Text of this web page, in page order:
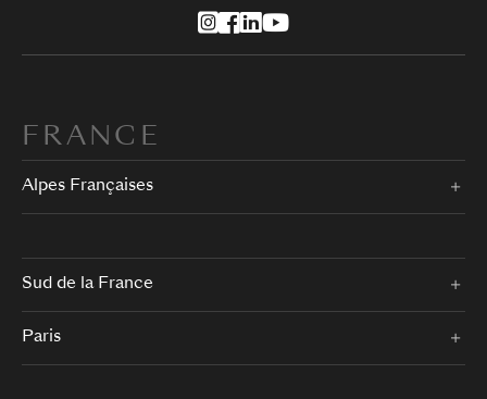
FRANCE
Alpes Françaises
Sud de la France
Paris